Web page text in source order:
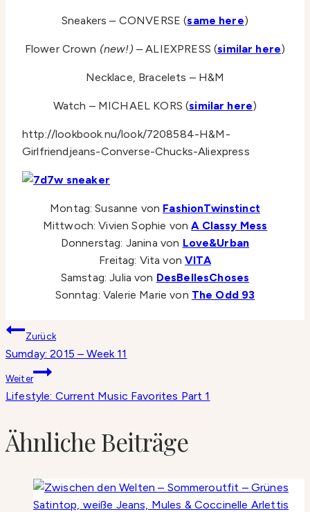
Sneakers – CONVERSE (same here)
Flower Crown (new!) – ALIEXPRESS (similar here)
Necklace, Bracelets – H&M
Watch – MICHAEL KORS (similar here)
http://lookbook.nu/look/7208584-H&M-
Girlfriendjeans-Converse-Chucks-Aliexpress
Montag: Susanne von FashionTwinstinct
Mittwoch: Vivien Sophie vonA Classy Mess
Donnerstag: Janina von Love&Urban
Freitag: Vita vonVITA
Samstag: Julia von DesBellesChoses
Sonntag: Valerie Marie von The Odd 93
Beitragsnavigation
Zurück
Sumday: 2015 – Week 11
Weiter
Lifestyle: Current Music Favorites Part 1
Ähnliche Beiträge